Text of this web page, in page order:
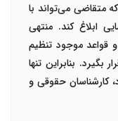
متقاضی می‌تواند با
ابلاغ کند. منتهی
قواعد موجود تنظیم
بنابراین تنها
کارشناسان حقوقی و